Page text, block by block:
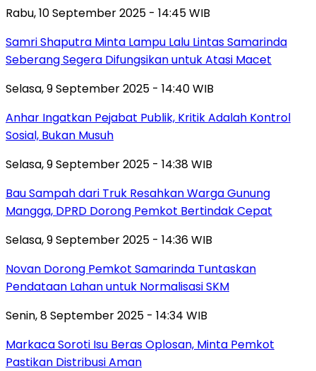
Rabu, 10 September 2025 - 14:45 WIB
Samri Shaputra Minta Lampu Lalu Lintas Samarinda
Seberang Segera Difungsikan untuk Atasi Macet
Selasa, 9 September 2025 - 14:40 WIB
Anhar Ingatkan Pejabat Publik, Kritik Adalah Kontrol
Sosial, Bukan Musuh
Selasa, 9 September 2025 - 14:38 WIB
Bau Sampah dari Truk Resahkan Warga Gunung
Mangga, DPRD Dorong Pemkot Bertindak Cepat
Selasa, 9 September 2025 - 14:36 WIB
Novan Dorong Pemkot Samarinda Tuntaskan
Pendataan Lahan untuk Normalisasi SKM
Senin, 8 September 2025 - 14:34 WIB
Markaca Soroti Isu Beras Oplosan, Minta Pemkot
Pastikan Distribusi Aman